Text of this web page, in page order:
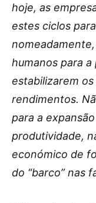
hoje, as
estes ciclos
humanos para
estabilizarem
rendimentos.
para a
produtividade,
económico de
do “barco” nas